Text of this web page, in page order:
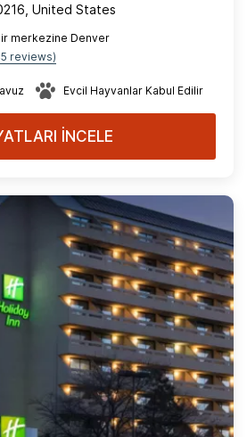
United States
merkezine Denver
reviews)
Evcil Hayvanlar Kabul Edilir
İNCELE